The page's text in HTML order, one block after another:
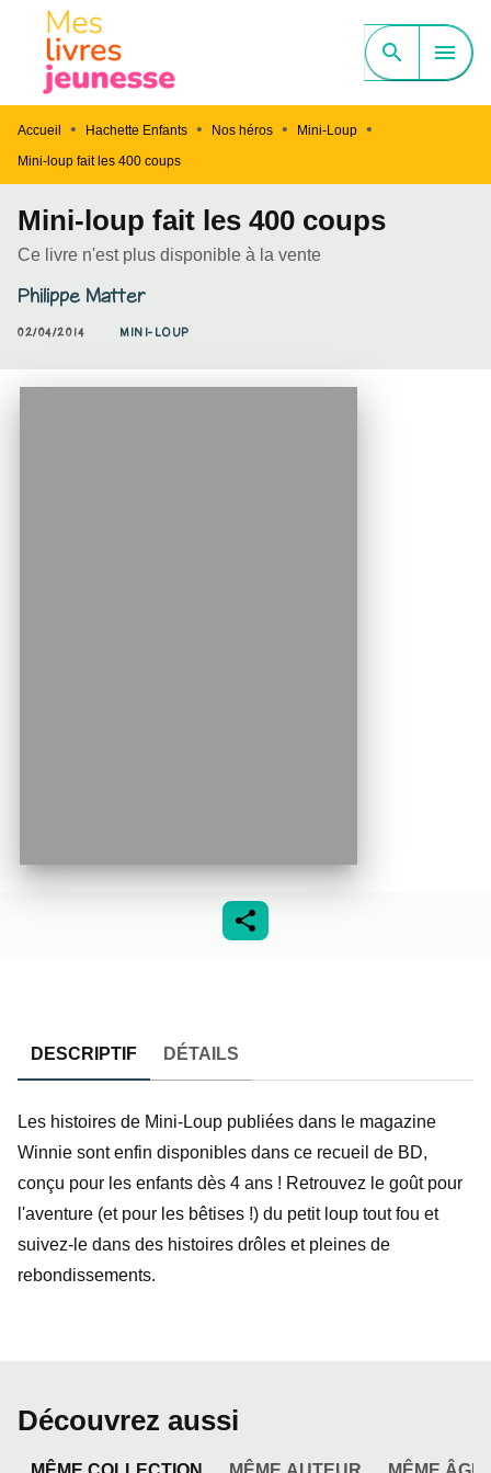
MENU CONTENU
PIED DE PAGE
search menu
Accueil • Hachette Enfants • Nos héros • Mini-Loup •
Mini-loup fait les 400 coups
Mini-loup fait les 400 coups
Ce livre n'est plus disponible à la vente
Philippe Matter
02/04/2014 MINI-LOUP
DESCRIPTIF DÉTAILS
Les histoires de Mini-Loup publiées dans le magazine
Winnie sont enfin disponibles dans ce recueil de BD,
conçu pour les enfants dès 4 ans ! Retrouvez le goût pour
l'aventure (et pour les bêtises !) du petit loup tout fou et
suivez-le dans des histoires drôles et pleines de
rebondissements.
Découvrez aussi